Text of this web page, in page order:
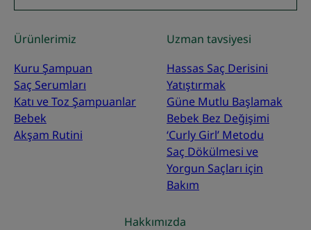
Ürünlerimiz
Kuru Şampuan
Saç Serumları
Katı ve Toz Şampuanlar
Bebek
Akşam Rutini
Uzman tavsiyesi
Hassas Saç Derisini
Yatıştırmak
Güne Mutlu Başlamak
Bebek Bez Değişimi
‘Curly Girl’ Metodu
Saç Dökülmesi ve
Yorgun Saçları için
Bakım
Hakkımızda